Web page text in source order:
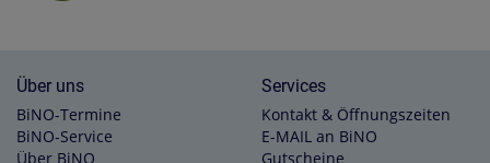
Über uns
BiNO-Termine
BiNO-Service
Über BiNO
Services
Kontakt & Öffnungszeiten
E-MAIL an BiNO
Gutscheine